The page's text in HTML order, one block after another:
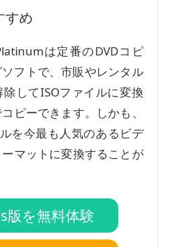
すめ
は定番のDVDコピ
フトで、市販やレンタル
してISOファイルに変換
ピーできます。しかも、
を今最も人気のあるビデ
マットに変換することが
版を無料体験